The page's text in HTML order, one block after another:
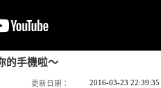
的手機啦～
更新日期： 2016-03-23 22:39:35